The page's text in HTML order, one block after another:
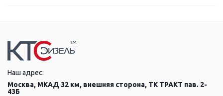
Наш адрес:
Москва, МКАД 32 км, внешняя сторона, ТК ТРАКТ пав. 2-
43Б